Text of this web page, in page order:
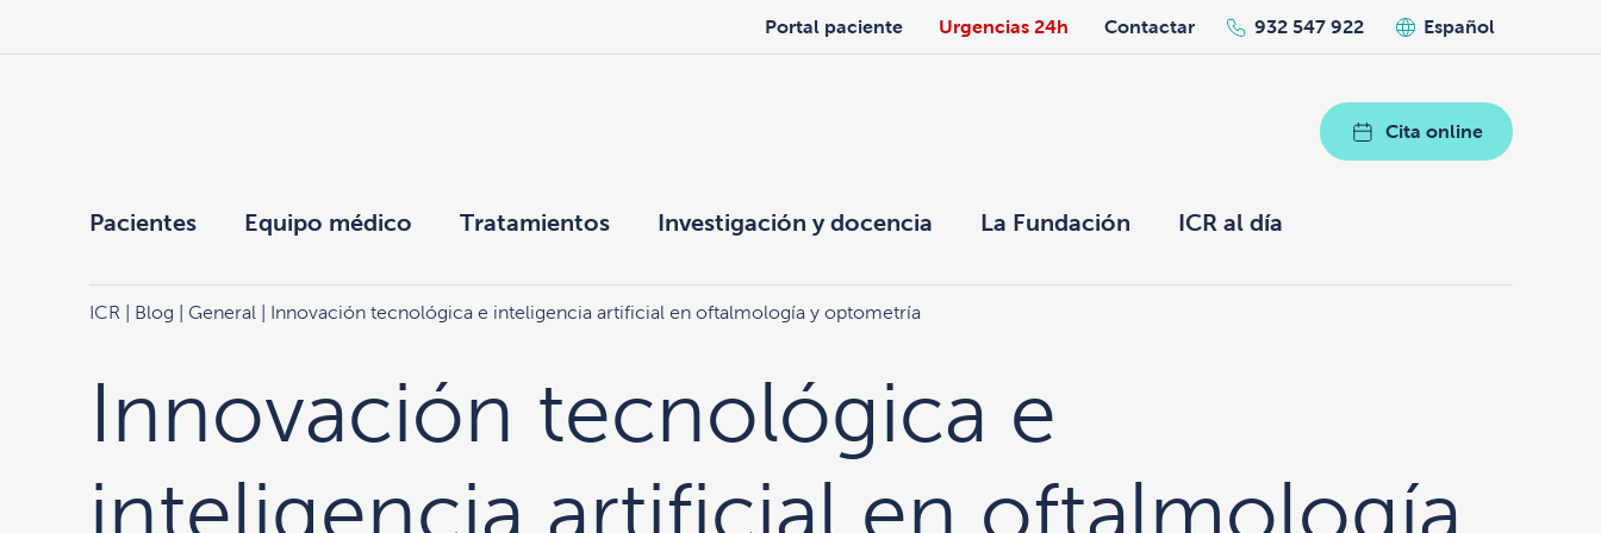
Portal paciente Urgencias 24h Contactar 932 547 922 Español
Cita online
Pacientes Equipo médico Tratamientos Investigación y docencia La Fundación ICR al día
ICR Blog General | Innovación tecnológica e inteligencia artificial en oftalmología y optometría
Innovación tecnológica e
inteligencia artificial en oftalmología